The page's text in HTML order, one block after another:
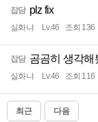
잡담 plz fix
실화냐 Lv.46 조회 136
잡담 곰곰히 생각해
실화냐 Lv.46 조회 116
최근 다음